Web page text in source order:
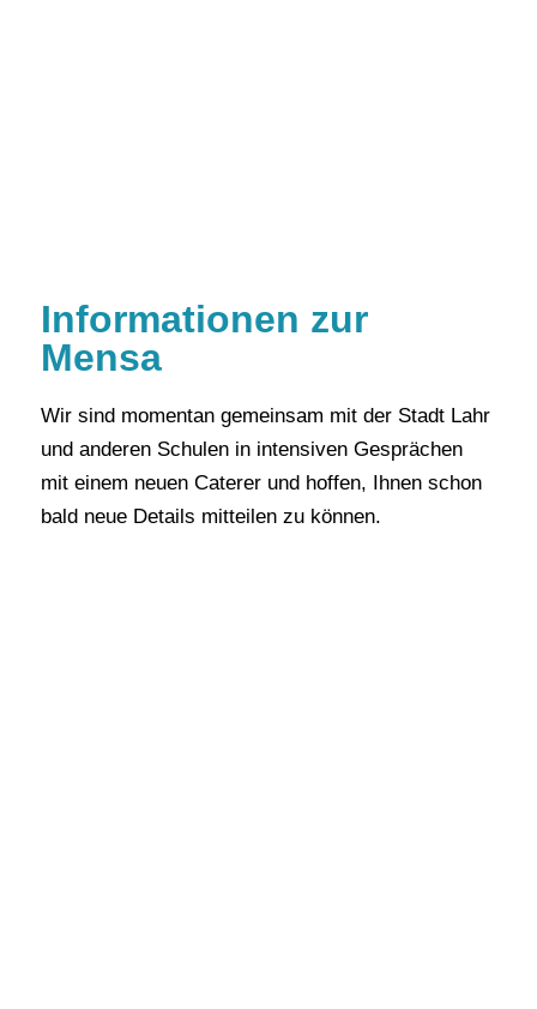
Informationen zur
Mensa
Wir sind momentan gemeinsam mit der Stadt Lahr
und anderen Schulen in intensiven Gesprächen
mit einem neuen Caterer und hoffen, Ihnen schon
bald neue Details mitteilen zu können.